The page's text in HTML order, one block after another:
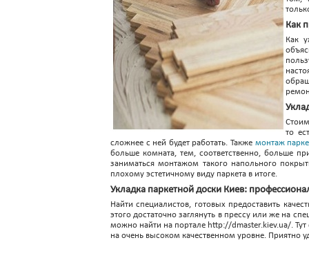
Как
Как
то
сложнее с ней будет работать. Также монтаж
больше комната, тем, соответственно, больше
заниматься монтажом такого напольного
плохому эстетичному виду паркета в итоге.
Укладка паркетной доски Киев:
Найти специалистов, готовых предоставить
этого достаточно заглянуть в прессу или же на
можно найти на портале http://dmaster.kiev.ua/.
на очень высоком качественном уровне. Приятно